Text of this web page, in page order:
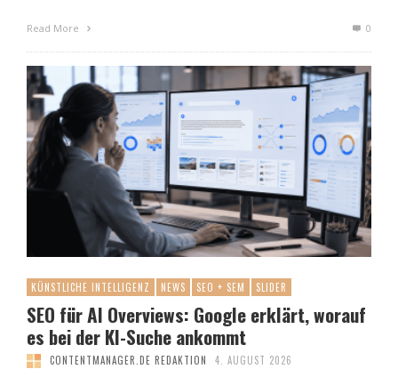
Read More 0
KÜNSTLICHE INTELLIGENZ NEWS SEO + SEM SLIDER
SEO für AI Overviews: Google erklärt, worauf
es bei der KI-Suche ankommt
CONTENTMANAGER.DE REDAKTION 4. AUGUST 2026